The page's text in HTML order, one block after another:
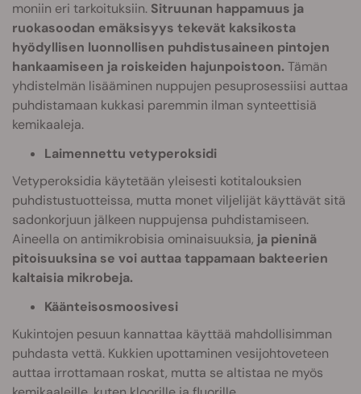
moniin eri tarkoituksiin. Sitruunan happamuus ja
ruokasoodan emäksisyys tekevät kaksikosta
hyödyllisen luonnollisen puhdistusaineen pintojen
hankaamiseen ja roiskeiden hajunpoistoon. Tämän
yhdistelmän lisääminen nuppujen pesuprosessiisi auttaa
puhdistamaan kukkasi paremmin ilman synteettisiä
kemikaaleja.
Laimennettu vetyperoksidi
Vetyperoksidia käytetään yleisesti kotitalouksien
puhdistustuotteissa, mutta monet viljelijät käyttävät sitä
sadonkorjuun jälkeen nuppujensa puhdistamiseen.
Aineella on antimikrobisia ominaisuuksia, ja pieninä
pitoisuuksina se voi auttaa tappamaan bakteerien
kaltaisia mikrobeja.
Käänteisosmoosivesi
Kukintojen pesuun kannattaa käyttää mahdollisimman
puhdasta vettä. Kukkien upottaminen vesijohtoveteen
auttaa irrottamaan roskat, mutta se altistaa ne myös